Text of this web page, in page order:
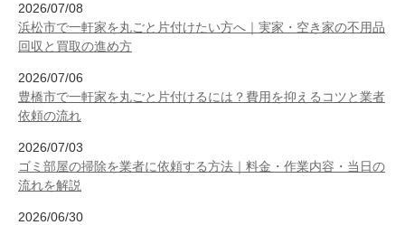
2026/07/08
浜松市で一軒家を丸ごと片付けたい方へ｜実家・空き家の不用品
回収と買取の進め方
2026/07/06
豊橋市で一軒家を丸ごと片付けるには？費用を抑えるコツと業者
依頼の流れ
2026/07/03
ゴミ部屋の掃除を業者に依頼する方法｜料金・作業内容・当日の
流れを解説
2026/06/30